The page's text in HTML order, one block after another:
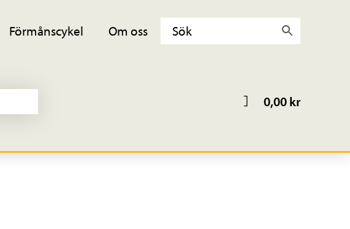
Förmånscykel Om oss
0,00kr